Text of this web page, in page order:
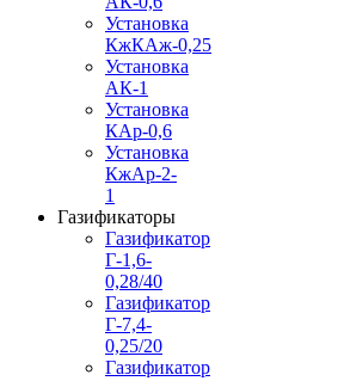
Установка
КжКАж-0,25
Установка
АК-1
Установка
КАр-0,6
Установка
КжАр-2-
1
Газификаторы
Газификатор
Г-1,6-
0,28/40
Газификатор
Г-7,4-
0,25/20
Газификатор